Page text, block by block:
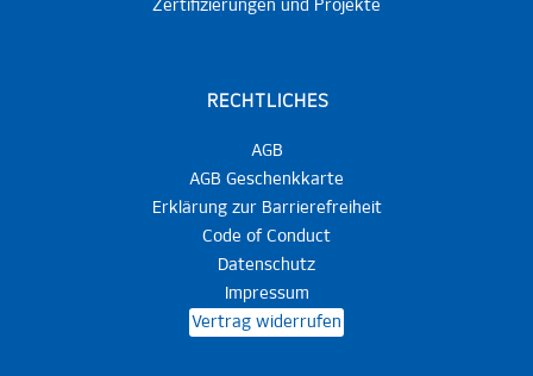
Zertifizierungen und Projekte
RECHTLICHES
AGB
AGB Geschenkkarte
Erklärung zur Barrierefreiheit
Code of Conduct
Datenschutz
Impressum
Vertrag widerrufen